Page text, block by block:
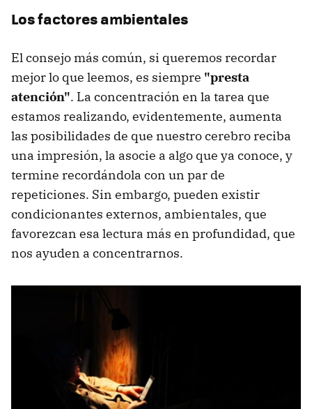
Los factores ambientales
El consejo más común, si queremos recordar
mejor lo que leemos, es siempre "presta
atención". La concentración en la tarea que
estamos realizando, evidentemente, aumenta
las posibilidades de que nuestro cerebro reciba
una impresión, la asocie a algo que ya conoce, y
termine recordándola con un par de
repeticiones. Sin embargo, pueden existir
condicionantes externos, ambientales, que
favorezcan esa lectura más en profundidad, que
nos ayuden a concentrarnos.